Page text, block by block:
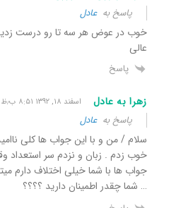
پاسخ بهعادل
خوب در عوض هر سه تا رو درست
عالی
پاسخ
زهرا به عادل اسفند ۱۸, ۱۳۹۲ ۸:۵۱ ب٫ظ
پاسخ بهعادل
سلام / من و با این جواب ها کلی
خوب زدم . زبان و نزدم سر استعداد
جواب ها با شما خیلی اختلاف دارم
… شما چقدر اطمینان دارید ؟؟؟؟